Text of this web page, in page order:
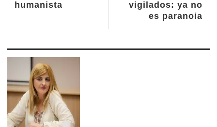
vigilados: ya no
es paranoia
humanista